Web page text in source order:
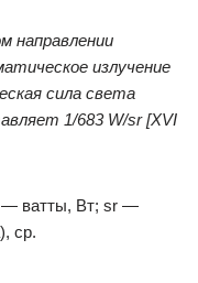
направлении
излучение
сила света
1/683 W/sr [XVI
— ватты, Вт; sr —
ср.